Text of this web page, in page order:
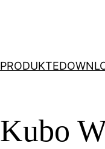
PRODUKTE
Kubo